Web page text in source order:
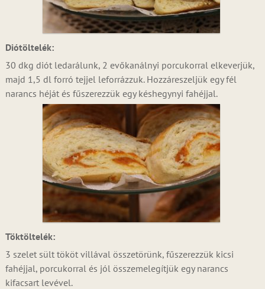
Diótöltelék:
30 dkg diót ledarálunk, 2 evőkanálnyi porcukorral elkeverjük,
majd 1,5 dl forró tejjel leforrázzuk. Hozzáreszeljük egy fél
narancs héját és fűszerezzük egy késhegynyi fahéjjal.
Töktöltelék:
3 szelet sült tököt villával összetörünk, fűszerezzük kicsi
fahéjjal, porcukorral és jól összemelegítjük egy narancs
kifacsart levével.